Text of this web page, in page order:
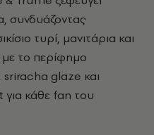
συνδυάζοντας
τυρί, μανιτάρια και
το περίφημο
glaze και
για κάθε fan του